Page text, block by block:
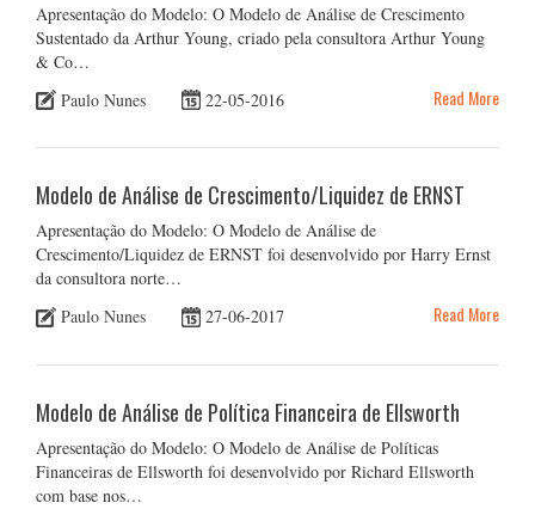
Apresentação do Modelo: O Modelo de Análise de Crescimento
Sustentado da Arthur Young, criado pela consultora Arthur Young
& Co…
Paulo Nunes
22-05-2016 Read More
Modelo de Análise de Crescimento/Liquidez de ERNST
Apresentação do Modelo: O Modelo de Análise de
Crescimento/Liquidez de ERNST foi desenvolvido por Harry Ernst
da consultora norte…
Paulo Nunes
27-06-2017 Read More
Modelo de Análise de Política Financeira de Ellsworth
Apresentação do Modelo: O Modelo de Análise de Políticas
Financeiras de Ellsworth foi desenvolvido por Richard Ellsworth
com base nos…